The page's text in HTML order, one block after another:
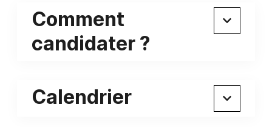
Comment
candidater ?
Calendrier